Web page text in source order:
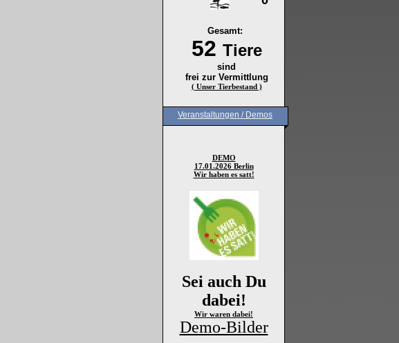
Gesamt:
52 Tiere
sind
frei zur Vermittlung
( Unser Tierbestand )
Veranstaltungen / Demos
DEMO
17.01.2026 Berlin
Wir haben es satt!
Sei auch Du
dabei!
Wir waren dabei!
Demo-Bilder